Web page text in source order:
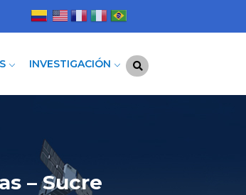
INVESTIGACIÓN
– Sucre